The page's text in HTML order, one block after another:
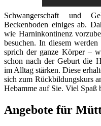
Schwangerschaft und
Beckenboden einiges ab.
wie Harninkontinenz
besuchen. In diesem
sprich der ganze Körper –
schon nach der Geburt die
im Alltag stärken. Diese
sich zum Rückbildungskurs
Hebamme auf Sie. Viel Spaß
Angebote für